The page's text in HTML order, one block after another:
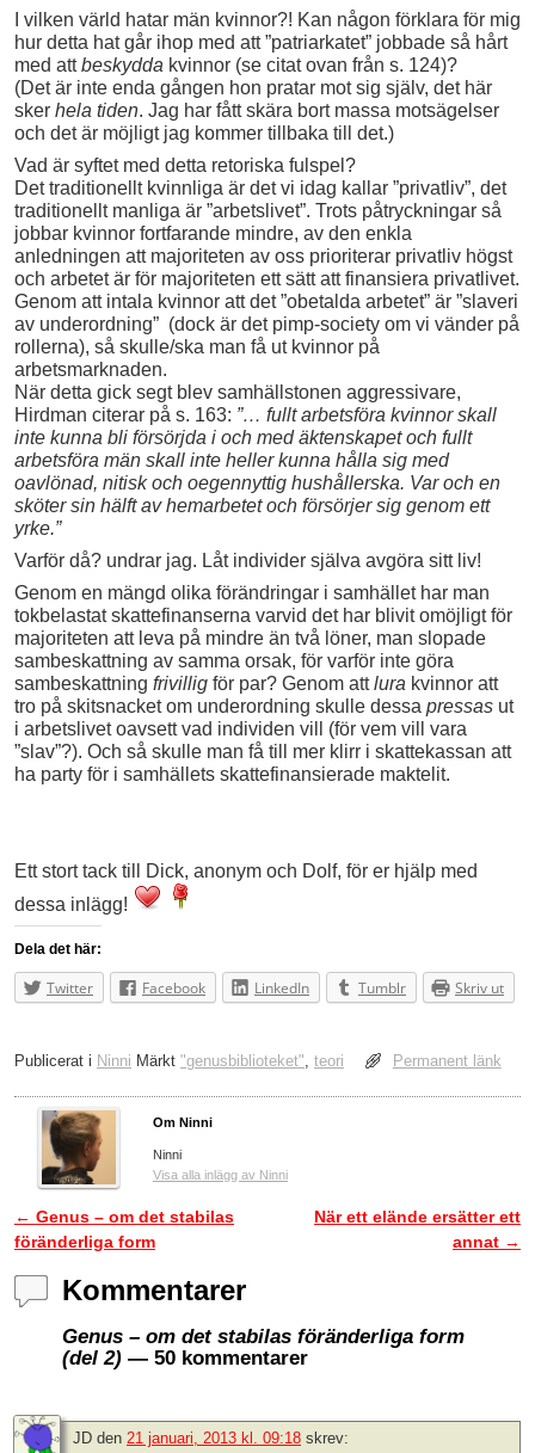
I vilken värld hatar män kvinnor?! Kan någon förklara för mig
hur detta hat går ihop med att ”patriarkatet” jobbade så hårt
med attbeskydda kvinnor (se citat ovan från s. 124)?
(Det är inte enda gången hon pratar mot sig själv, det här
sker hela tiden. Jag har fått skära bort massa motsägelser
och det är möjligt jag kommer tillbaka till det.)
Vad är syftet med detta retoriska fulspel?
Det traditionellt kvinnliga är det vi idag kallar ”privatliv”, det
traditionellt manliga är ”arbetslivet”. Trots påtryckningar så
jobbar kvinnor fortfarande mindre, av den enkla
anledningen att majoriteten av oss prioriterar privatliv högst
och arbetet är för majoriteten ett sätt att finansiera privatlivet.
Genom att intala kvinnor att det ”obetalda arbetet” är ”slaveri
av underordning” (dock är det pimp-society om vi vänder på
rollerna), så skulle/ska man få ut kvinnor på
arbetsmarknaden.
När detta gick segt blev samhällstonen aggressivare,
Hirdman citerar på s. 163: ”… fullt arbetsföra kvinnor skall
inte kunna bli försörjda i och med äktenskapet och fullt
arbetsföra män skall inte heller kunna hålla sig med
oavlönad, nitisk och oegennyttig hushållerska. Var och en
sköter sin hälft av hemarbetet och försörjer sig genom ett
yrke.”
Varför då? undrar jag. Låt individer själva avgöra sitt liv!
Genom en mängd olika förändringar i samhället har man
tokbelastat skattefinanserna varvid det har blivit omöjligt för
majoriteten att leva på mindre än två löner, man slopade
sambeskattning av samma orsak, för varför inte göra
sambeskattning frivillig för par? Genom attlura kvinnor att
tro på skitsnacket om underordning skulle dessa pressas ut
i arbetslivet oavsett vad individen vill (för vem vill vara
”slav”?). Och så skulle man få till mer klirr i skattekassan att
ha party för i samhällets skattefinansierade maktelit.
Ett stort tack till Dick, anonym och Dolf, för er hjälp med
dessa inlägg!
Dela det här:
Twitter Facebook LinkedIn Tumblr Skriv ut
Publicerat i Ninni Märkt "genusbiblioteket" teori Permanent länk
Om Ninni
Ninni
Visa alla inlägg av Ninni
Inläggsnavigering
← Genus – om det stabilas
föränderliga form
När ett elände ersätter ett
annat →
Kommentarer
Genus – om det stabilas föränderliga form
(del 2) — 50 kommentarer
JD den 21 januari, 2013 kl. 09:18 skrev: